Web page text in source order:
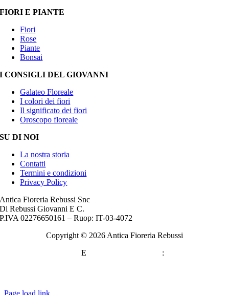
FIORI E PIANTE
Fiori
Rose
Piante
Bonsai
I CONSIGLI DEL GIOVANNI
Galateo Floreale
I colori dei fiori
Il significato dei fiori
Oroscopo floreale
SU DI NOI
La nostra storia
Contatti
Termini e condizioni
Privacy Policy
Antica Fioreria Rebussi Snc
Di Rebussi Giovanni E C.
P.IVA 02276650161 – Ruop: IT-03-4072
Copyright © 2026 Antica Fioreria Rebussi
E :